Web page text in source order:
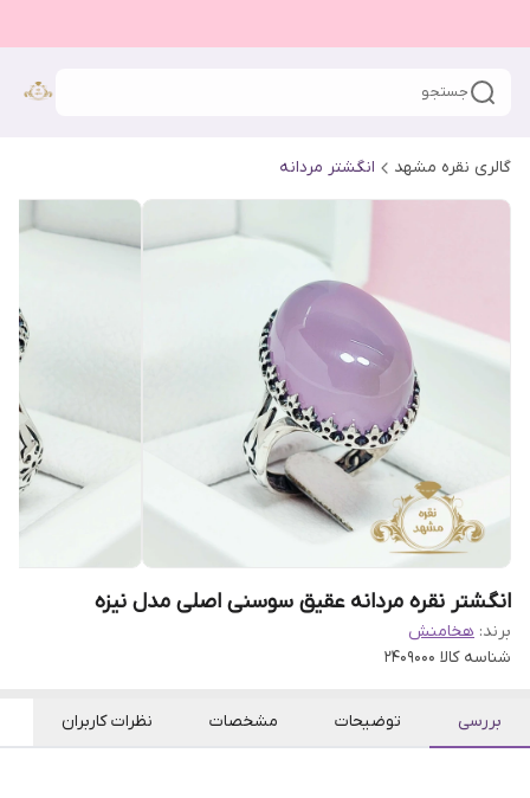
جستجو
گالری نقره مشهد انگشتر مردانه
انگشتر نقره مردانه عقیق سوسنی اصلی مدل نیزه
برند: هخامنش
شناسه کالا 2409000
بررسی توضیحات مشخصات نظرات کاربران